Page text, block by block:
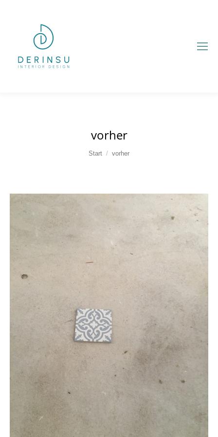
vorher
Sie befinden sich hier:
Start vorher